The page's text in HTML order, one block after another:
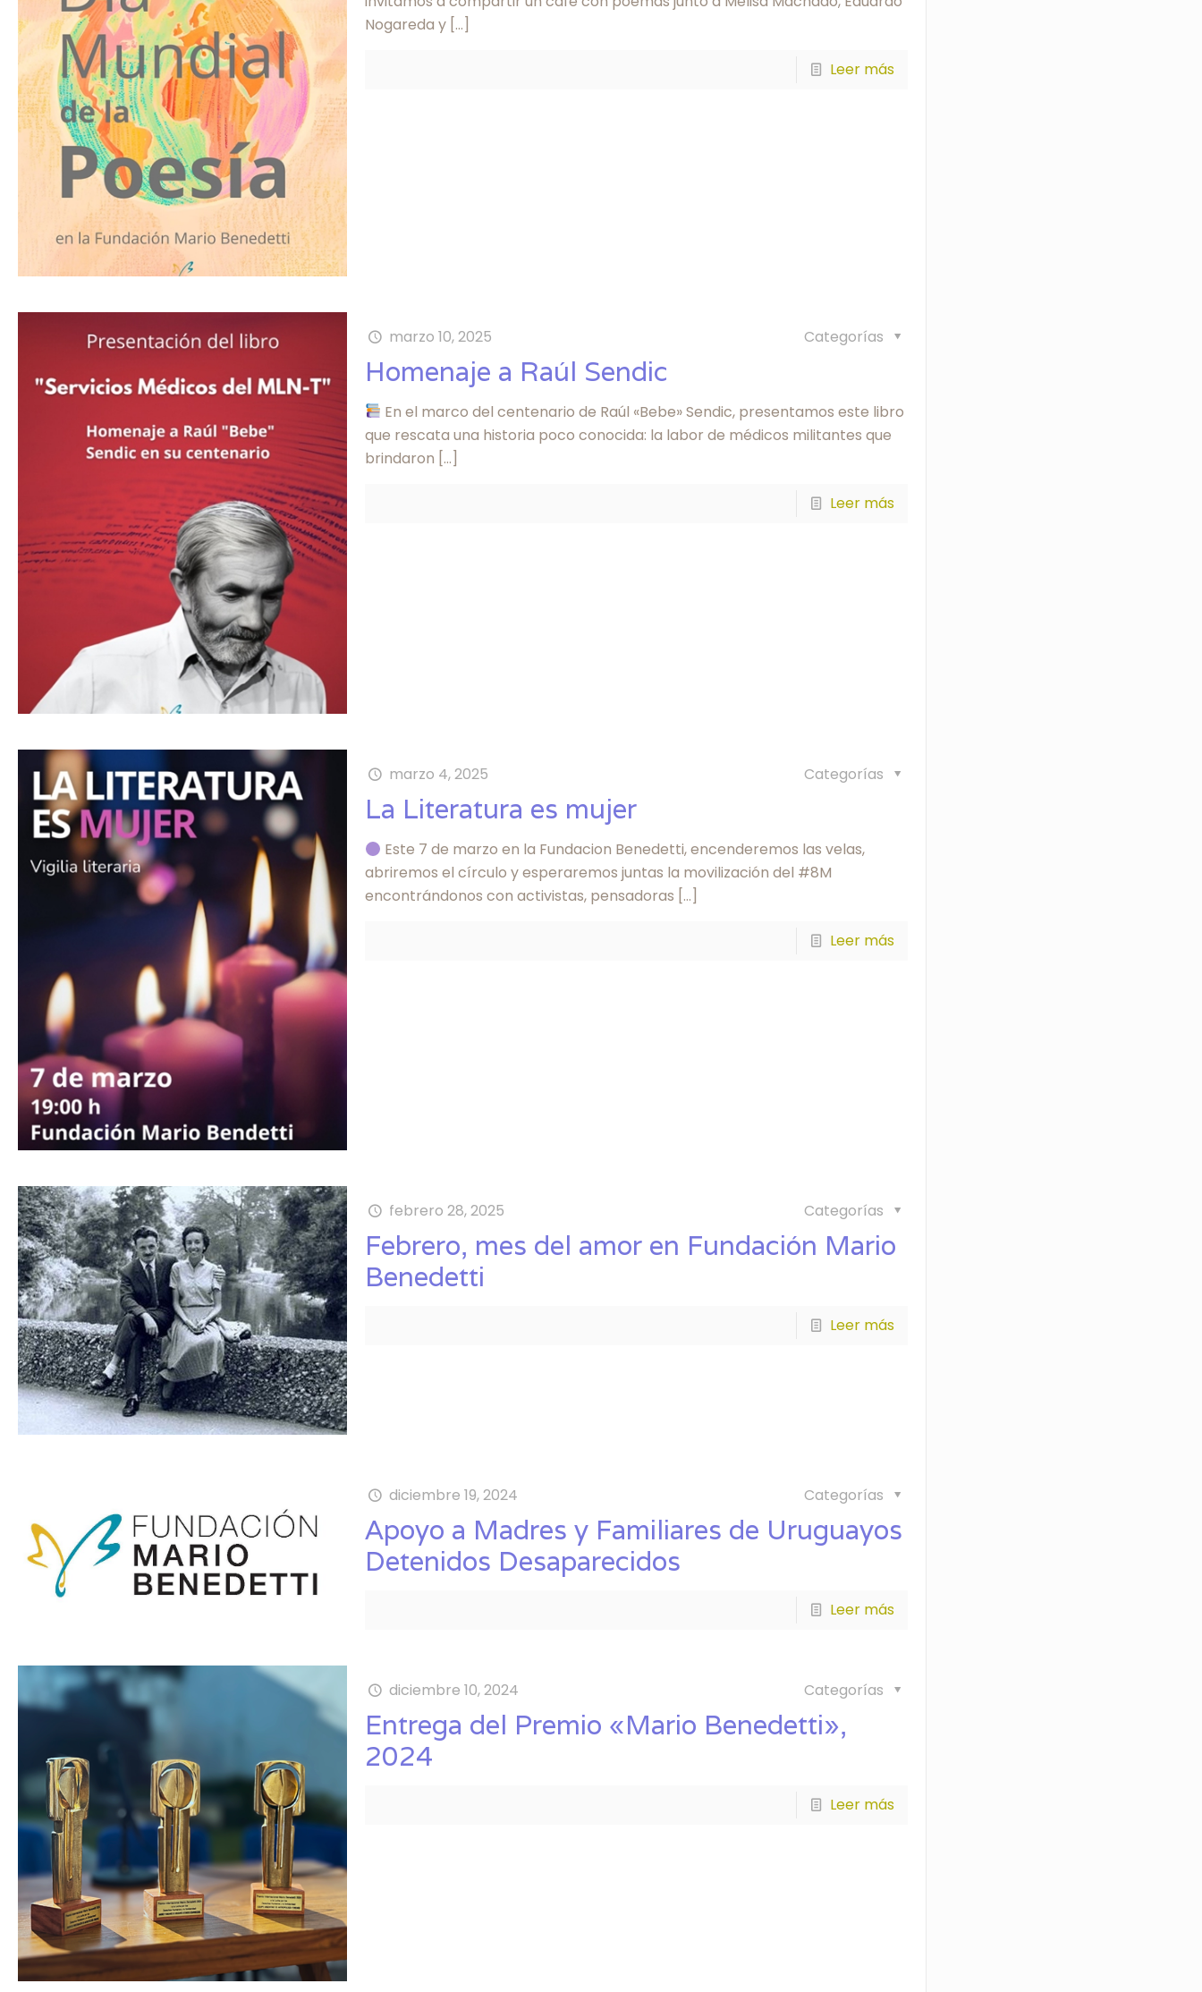
Nogareda y […]
Leer más
marzo 10, 2025 Categorías
Homenaje a Raúl Sendic
En el marco del centenario de Raúl «Bebe» Sendic, presentamos este libro
que rescata una historia poco conocida: la labor de médicos militantes que
brindaron […]
Leer más
marzo 4, 2025 Categorías
La Literatura es mujer
Este 7 de marzo en la Fundacion Benedetti, encenderemos las velas,
abriremos el círculo y esperaremos juntas la movilización del #8M
encontrándonos con activistas, pensadoras […]
Leer más
febrero 28, 2025 Categorías
Febrero, mes del amor en Fundación Mario
Benedetti
Leer más
diciembre 19, 2024 Categorías
Apoyo a Madres y Familiares de Uruguayos
Detenidos Desaparecidos
Leer más
diciembre 10, 2024 Categorías
Entrega del Premio «Mario Benedetti»,
2024
Leer más